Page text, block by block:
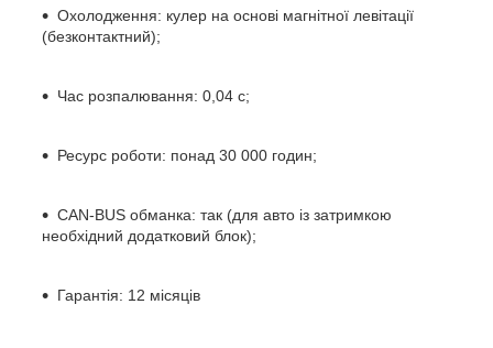
Охолодження: кулер на основі магнітної левітації
(безконтактний);
Час розпалювання: 0,04 с;
Ресурс роботи: понад 30 000 годин;
CAN-BUS обманка: так (для авто із затримкою
необхідний додатковий блок);
Гарантія: 12 місяців